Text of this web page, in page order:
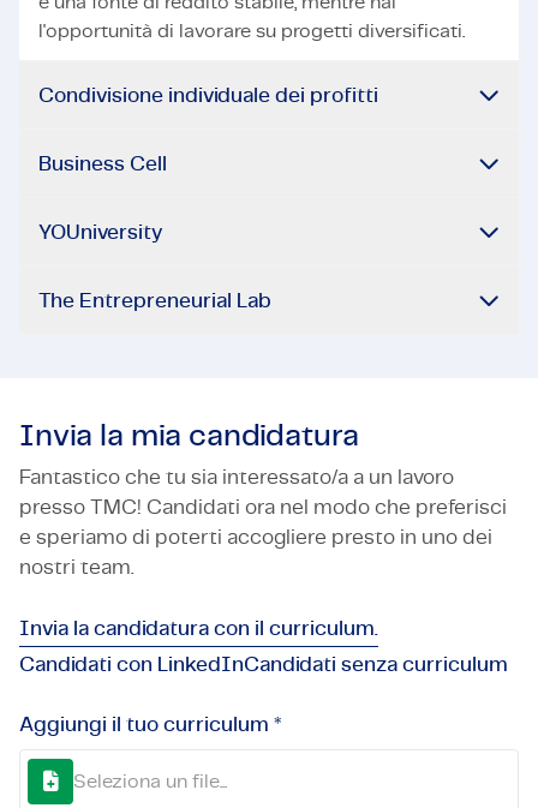
l'opportunità di lavorare su progetti diversificati.
Condivisione individuale dei profitti
Business Cell
YOUniversity
The Entrepreneurial Lab
Invia la mia candidatura
Fantastico che tu sia interessato/a a un lavoro
presso TMC! Candidati ora nel modo che preferisci
e speriamo di poterti accogliere presto in uno dei
nostri team.
Invia la candidatura con il curriculum.
Candidati con LinkedInCandidati senza curriculum
Aggiungi il tuo curriculum *
Seleziona un file...